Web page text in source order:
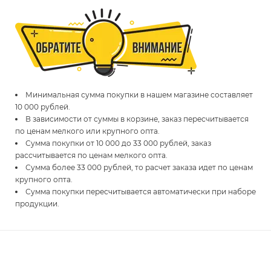
Минимальная сумма покупки в нашем магазине составляет
10 000 рублей.
В зависимости от суммы в корзине, заказ пересчитывается
по ценам мелкого или крупного опта.
Сумма покупки от 10 000 до 33 000 рублей, заказ
рассчитывается по ценам мелкого опта.
Сумма более 33 000 рублей, то расчет заказа идет по ценам
крупного опта.
Сумма покупки пересчитывается автоматически при наборе
продукции.